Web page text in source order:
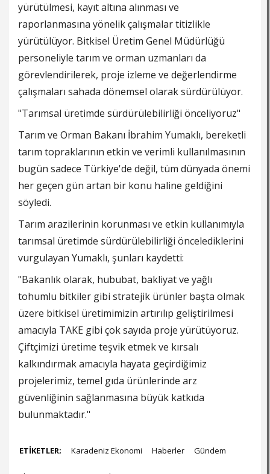
yürütülmesi, kayıt altına alınması ve
raporlanmasına yönelik çalışmalar titizlikle
yürütülüyor. Bitkisel Üretim Genel Müdürlüğü
personeliyle tarım ve orman uzmanları da
görevlendirilerek, proje izleme ve değerlendirme
çalışmaları sahada dönemsel olarak sürdürülüyor.
"Tarımsal üretimde sürdürülebilirliği önceliyoruz"
Tarım ve Orman Bakanı İbrahim Yumaklı, bereketli
tarım topraklarının etkin ve verimli kullanılmasının
bugün sadece Türkiye'de değil, tüm dünyada önemi
her geçen gün artan bir konu haline geldiğini
söyledi.
Tarım arazilerinin korunması ve etkin kullanımıyla
tarımsal üretimde sürdürülebilirliği öncelediklerini
vurgulayan Yumaklı, şunları kaydetti:
"Bakanlık olarak, hububat, bakliyat ve yağlı
tohumlu bitkiler gibi stratejik ürünler başta olmak
üzere bitkisel üretimimizin artırılıp geliştirilmesi
amacıyla TAKE gibi çok sayıda proje yürütüyoruz.
Çiftçimizi üretime teşvik etmek ve kırsalı
kalkındırmak amacıyla hayata geçirdiğimiz
projelerimiz, temel gıda ürünlerinde arz
güvenliğinin sağlanmasına büyük katkıda
bulunmaktadır."
ETİKETLER; Karadeniz Ekonomi Haberler Gündem